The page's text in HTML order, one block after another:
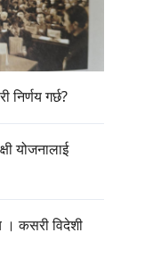
निर्णय गर्छ?
योजनालाई
। कसरी विदेशी